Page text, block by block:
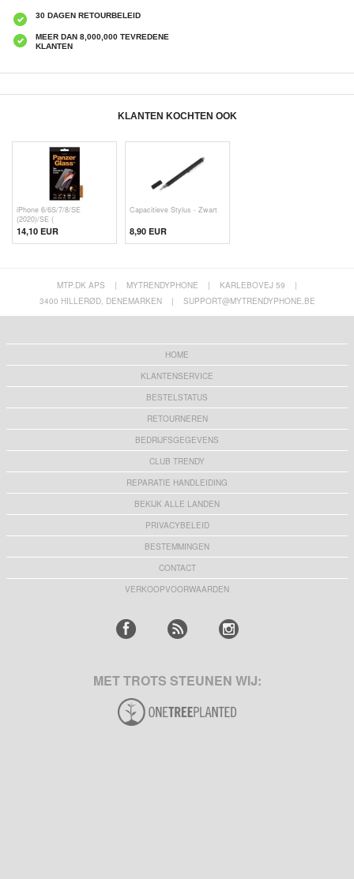
30 DAGEN RETOURBELEID
MEER DAN 8,000,000 TEVREDENE
KLANTEN
KLANTEN KOCHTEN OOK
iPhone 6/6S/7/8/SE
(2020)/SE (
14,10 EUR
Capacitieve Stylus - Zwart
8,90 EUR
MTP.DK APS | MYTRENDYPHONE | KARLEBOVEJ 59
|
3400 HILLERØD, DENEMARKEN
| SUPPORT@MYTRENDYPHONE.BE
HOME
KLANTENSERVICE
BESTELSTATUS
RETOURNEREN
BEDRIJFSGEGEVENS
CLUB TRENDY
REPARATIE HANDLEIDING
BEKIJK ALLE LANDEN
PRIVACYBELEID
BESTEMMINGEN
CONTACT
VERKOOPVOORWAARDEN
MET TROTS STEUNEN WIJ: